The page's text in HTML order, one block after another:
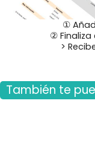
①
②
>
También te